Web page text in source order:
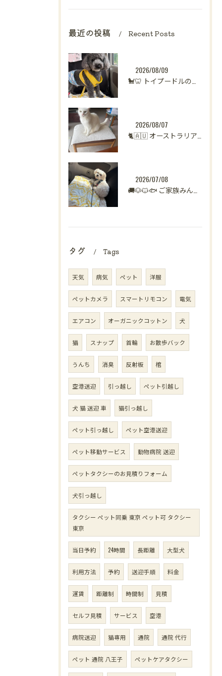
最近の投稿 Recent Posts
2026/08/09
2026/08/07
2026/07/08
タグ Tags
天気 病気 ペット 洋服
ペットカメラ スマートリモコン 電気
エアコン オーガニックコットン 犬
猫 スナップ 首輪 お散歩バック
うんち 消臭 反射板 棺
空港送迎 引っ越し ペット引越し
犬 猫 送迎 車 猫引っ越し
ペット引っ越し ペット空港送迎
ペット移動サービス 動物病院 送迎
ペットタクシーのお見積りフォーム
犬引っ越し
タクシー ペット同乗 東京 ペット可 タクシー
東京
当日予約 24時間 長距離 大型犬
利用方法 予約 送迎手順 料金
運賃 距離制 時間制 見積
セルフ見積 サービス 空港
病院送迎 猫専用 通院 通院 代行
ペット 通院 八王子 ペットケアタクシー